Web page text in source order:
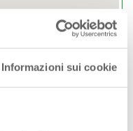
Informazioni sui cookie